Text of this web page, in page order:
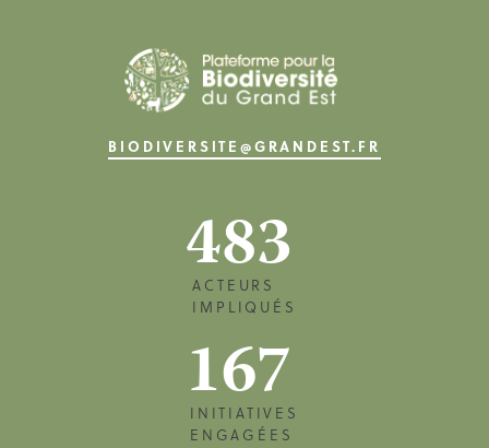
BIODIVERSITE@GRANDEST.FR
483
ACTEURS
IMPLIQUÉS
167
INITIATIVES
ENGAGÉES